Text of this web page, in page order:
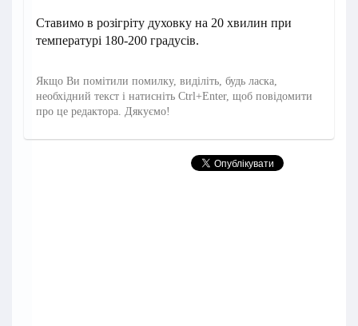
Ставимо в розігріту духовку на 20 хвилин при
температурі 180-200 градусів.
Якщо Ви помітили помилку, виділіть, будь ласка,
необхідний текст і натисніть Ctrl+Enter, щоб повідомити
про це редактора. Дякуємо!